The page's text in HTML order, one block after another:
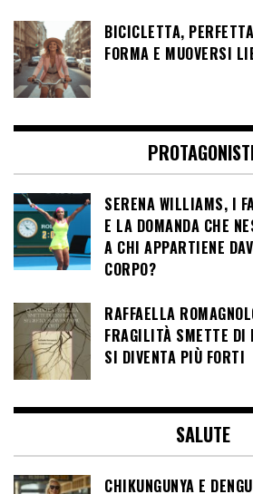
BICICLETTA,
FORMA E MUOVERSI
SERENA WILLIAMS, I
E LA DOMANDA CHE
A CHI APPARTIENE
CORPO?
RAFFAELLA
FRAGILITÀ SMETTE DI
SI DIVENTA PIÙ FORTI
SALUTE
CHIKUNGUNYA E